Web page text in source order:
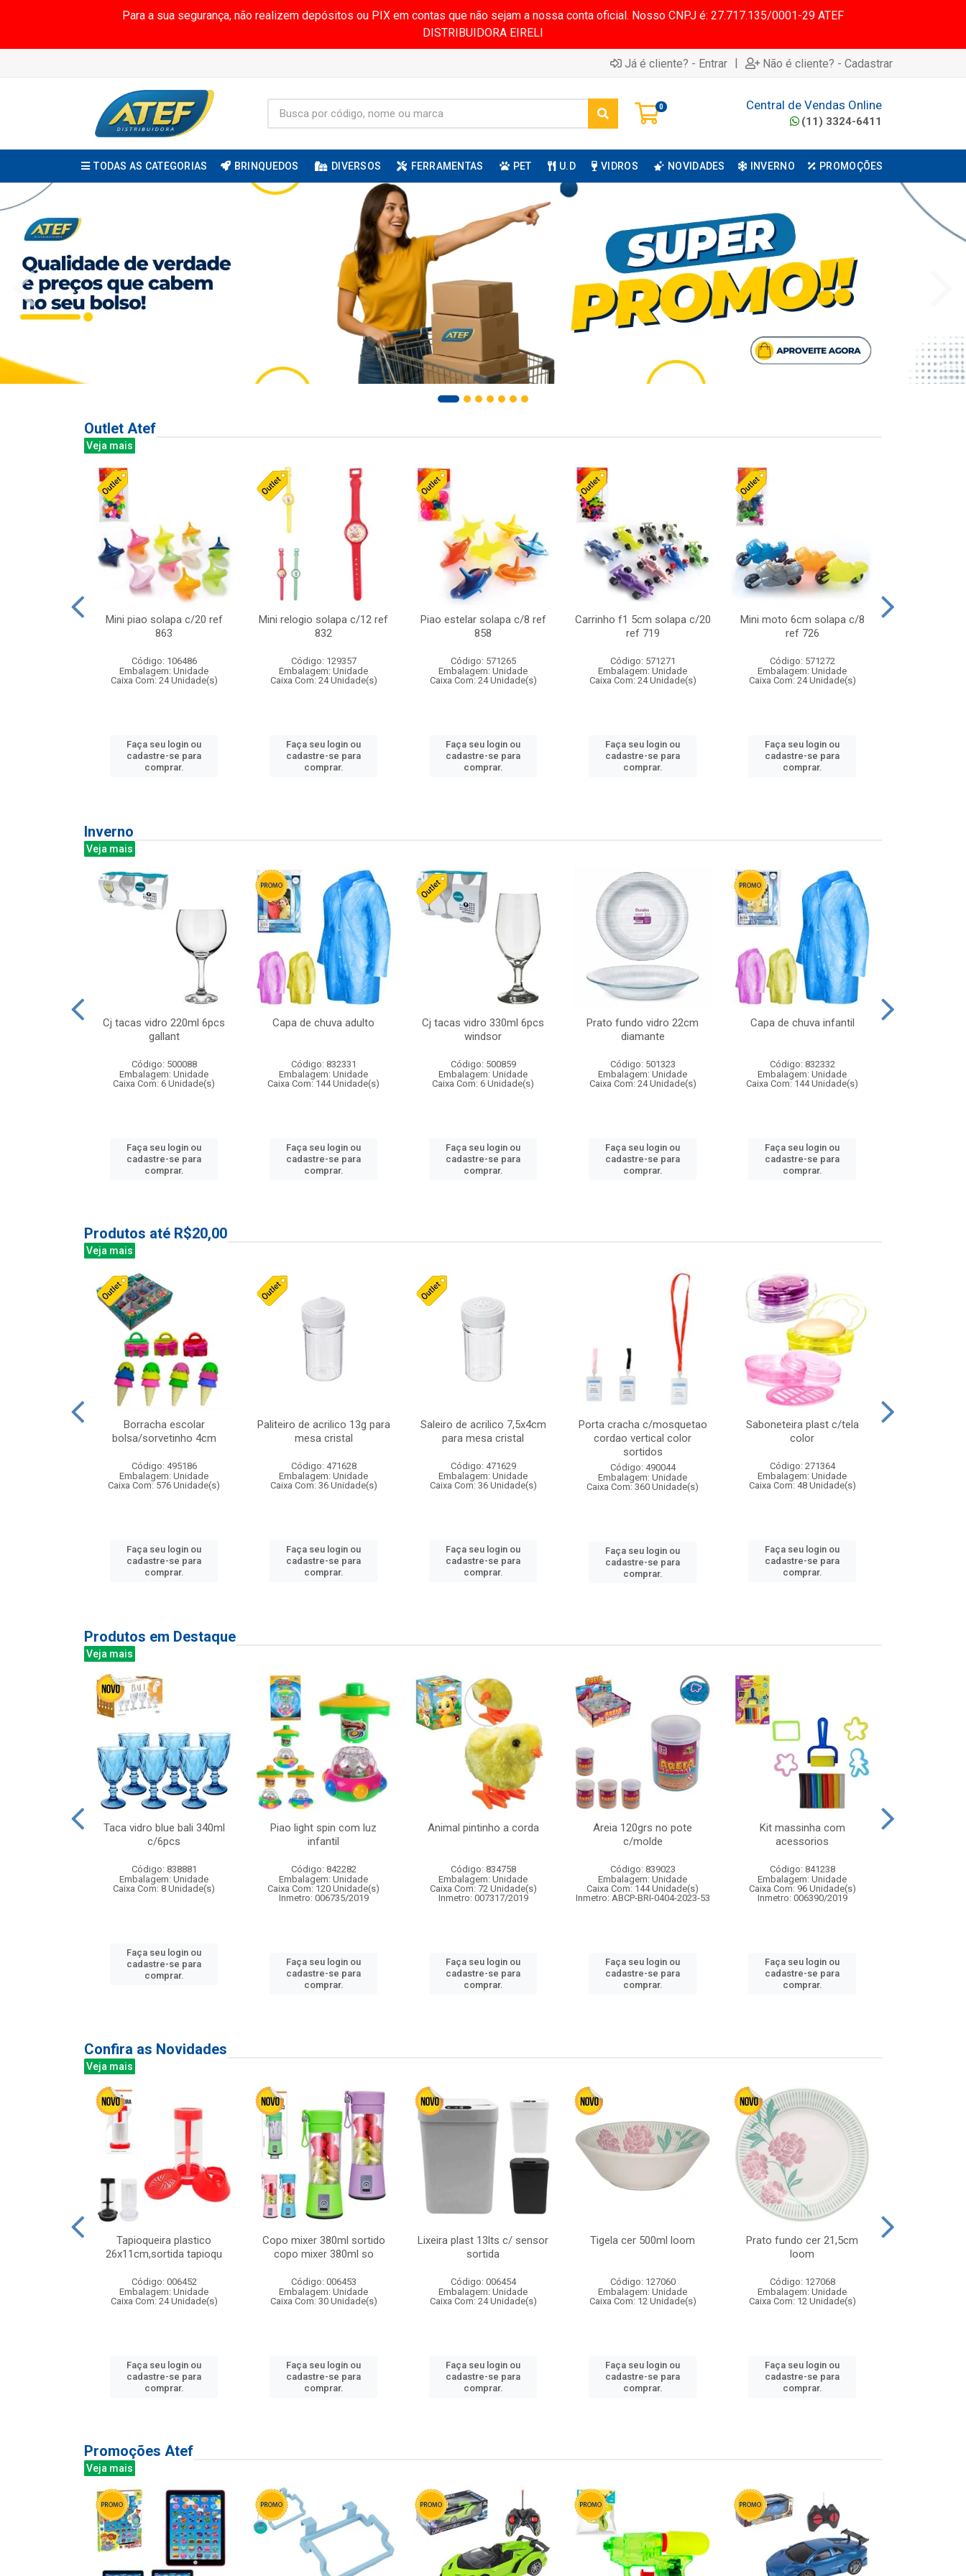
Para a sua segurança, não realizem depósitos ou PIX em contas que não sejam a nossa conta oficial. Nosso CNPJ é: 27.717.135/0001-29 ATEF
DISTRIBUIDORA EIRELI
Já é cliente? - Entrar | Não é cliente? - Cadastrar
0 Central de Vendas Online
(11) 3324-6411
TODAS AS CATEGORIAS BRINQUEDOS DIVERSOS FERRAMENTAS PET U.D VIDROS NOVIDADES INVERNO PROMOÇÕES
Outlet Atef
Veja mais
Mini piao solapa c/20 ref
863
Código: 106486
Embalagem: Unidade
Caixa Com: 24 Unidade(s)
Faça seu login ou
cadastre-se para
comprar.
Mini relogio solapa c/12 ref
832
Código: 129357
Embalagem: Unidade
Caixa Com: 24 Unidade(s)
Faça seu login ou
cadastre-se para
comprar.
Piao estelar solapa c/8 ref
858
Código: 571265
Embalagem: Unidade
Caixa Com: 24 Unidade(s)
Faça seu login ou
cadastre-se para
comprar.
Carrinho f1 5cm solapa c/20
ref 719
Código: 571271
Embalagem: Unidade
Caixa Com: 24 Unidade(s)
Faça seu login ou
cadastre-se para
comprar.
Mini moto 6cm solapa c/8
ref 726
Código: 571272
Embalagem: Unidade
Caixa Com: 24 Unidade(s)
Faça seu login ou
cadastre-se para
comprar.
Inverno
Veja mais
Cj tacas vidro 220ml 6pcs
gallant
Código: 500088
Embalagem: Unidade
Caixa Com: 6 Unidade(s)
Faça seu login ou
cadastre-se para
comprar.
Capa de chuva adulto
Código: 832331
Embalagem: Unidade
Caixa Com: 144 Unidade(s)
Faça seu login ou
cadastre-se para
comprar.
Cj tacas vidro 330ml 6pcs
windsor
Código: 500859
Embalagem: Unidade
Caixa Com: 6 Unidade(s)
Faça seu login ou
cadastre-se para
comprar.
Prato fundo vidro 22cm
diamante
Código: 501323
Embalagem: Unidade
Caixa Com: 24 Unidade(s)
Faça seu login ou
cadastre-se para
comprar.
Capa de chuva infantil
Código: 832332
Embalagem: Unidade
Caixa Com: 144 Unidade(s)
Faça seu login ou
cadastre-se para
comprar.
Produtos até R$20,00
Veja mais
Borracha escolar
bolsa/sorvetinho 4cm
Código: 495186
Embalagem: Unidade
Caixa Com: 576 Unidade(s)
Faça seu login ou
cadastre-se para
comprar.
Paliteiro de acrilico 13g para
mesa cristal
Código: 471628
Embalagem: Unidade
Caixa Com: 36 Unidade(s)
Faça seu login ou
cadastre-se para
comprar.
Saleiro de acrilico 7,5x4cm
para mesa cristal
Código: 471629
Embalagem: Unidade
Caixa Com: 36 Unidade(s)
Faça seu login ou
cadastre-se para
comprar.
Porta cracha c/mosquetao
cordao vertical color
sortidos
Código: 490044
Embalagem: Unidade
Caixa Com: 360 Unidade(s)
Faça seu login ou
cadastre-se para
comprar.
Saboneteira plast c/tela
color
Código: 271364
Embalagem: Unidade
Caixa Com: 48 Unidade(s)
Faça seu login ou
cadastre-se para
comprar.
Produtos em Destaque
Veja mais
Taca vidro blue bali 340ml
c/6pcs
Código: 838881
Embalagem: Unidade
Caixa Com: 8 Unidade(s)
Faça seu login ou
cadastre-se para
comprar.
Piao light spin com luz
infantil
Código: 842282
Embalagem: Unidade
Caixa Com: 120 Unidade(s)
Inmetro: 006735/2019
Faça seu login ou
cadastre-se para
comprar.
Animal pintinho a corda
Código: 834758
Embalagem: Unidade
Caixa Com: 72 Unidade(s)
Inmetro: 007317/2019
Faça seu login ou
cadastre-se para
comprar.
Areia 120grs no pote
c/molde
Código: 839023
Embalagem: Unidade
Caixa Com: 144 Unidade(s)
Inmetro: ABCP-BRI-0404-2023-53
Faça seu login ou
cadastre-se para
comprar.
Kit massinha com
acessorios
Código: 841238
Embalagem: Unidade
Caixa Com: 96 Unidade(s)
Inmetro: 006390/2019
Faça seu login ou
cadastre-se para
comprar.
Confira as Novidades
Veja mais
Tapioqueira plastico
26x11cm,sortida tapioqu
Código: 006452
Embalagem: Unidade
Caixa Com: 24 Unidade(s)
Faça seu login ou
cadastre-se para
comprar.
Copo mixer 380ml sortido
copo mixer 380ml so
Código: 006453
Embalagem: Unidade
Caixa Com: 30 Unidade(s)
Faça seu login ou
cadastre-se para
comprar.
Lixeira plast 13lts c/ sensor
sortida
Código: 006454
Embalagem: Unidade
Caixa Com: 24 Unidade(s)
Faça seu login ou
cadastre-se para
comprar.
Tigela cer 500ml loom
Código: 127060
Embalagem: Unidade
Caixa Com: 12 Unidade(s)
Faça seu login ou
cadastre-se para
comprar.
Prato fundo cer 21,5cm
loom
Código: 127068
Embalagem: Unidade
Caixa Com: 12 Unidade(s)
Faça seu login ou
cadastre-se para
comprar.
Promoções Atef
Veja mais